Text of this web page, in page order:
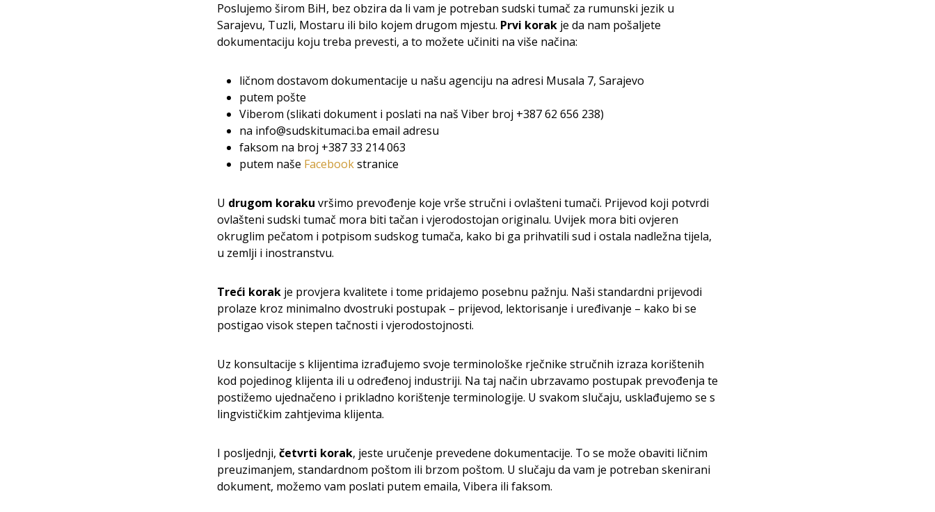
Poslujemo širom BiH, bez obzira da li vam je potreban sudski tumač za rumunski jezik u
Sarajevu, Tuzli, Mostaru ili bilo kojem drugom mjestu. Prvi korak je da nam pošaljete
dokumentaciju koju treba prevesti, a to možete učiniti na više načina:
ličnom dostavom dokumentacije u našu agenciju na adresi Musala 7, Sarajevo
putem pošte
Viberom (slikati dokument i poslati na naš Viber broj +387 62 656 238)
na info@sudskitumaci.ba email adresu
faksom na broj +387 33 214 063
putem naše Facebookstranice
U drugom koraku vršimo prevođenje koje vrše stručni i ovlašteni tumači. Prijevod koji potvrdi
ovlašteni sudski tumač mora biti tačan i vjerodostojan originalu. Uvijek mora biti ovjeren
okruglim pečatom i potpisom sudskog tumača, kako bi ga prihvatili sud i ostala nadležna tijela,
u zemlji i inostranstvu.
Treći korak je provjera kvalitete i tome pridajemo posebnu pažnju. Naši standardni prijevodi
prolaze kroz minimalno dvostruki postupak – prijevod, lektorisanje i uređivanje – kako bi se
postigao visok stepen tačnosti i vjerodostojnosti.
Uz konsultacije s klijentima izrađujemo svoje terminološke rječnike stručnih izraza korištenih
kod pojedinog klijenta ili u određenoj industriji. Na taj način ubrzavamo postupak prevođenja te
postižemo ujednačeno i prikladno korištenje terminologije. U svakom slučaju, usklađujemo se s
lingvističkim zahtjevima klijenta.
I posljednji, četvrti korak, jeste uručenje prevedene dokumentacije. To se može obaviti ličnim
preuzimanjem, standardnom poštom ili brzom poštom. U slučaju da vam je potreban skenirani
dokument, možemo vam poslati putem emaila, Vibera ili faksom.